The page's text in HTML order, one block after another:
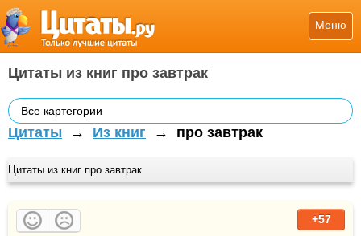
Меню
Цитаты из книг про завтрак
Все картегории
Цитаты → Из книг → про завтрак
Цитаты из книг про завтрак
+57